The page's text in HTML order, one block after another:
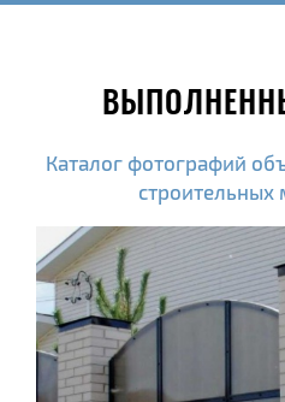
Каталог фотографий
строительных